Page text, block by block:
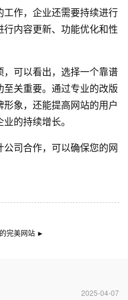
作，企业还需要持续进行
内容更新、功能优化和性
可以看出，选择一个靠谱
关重要。通过专业的改版
象，还能提高网站的用户
的持续增长。
公司合作，可以确保您的网
完美网站 ►
2025-04-07